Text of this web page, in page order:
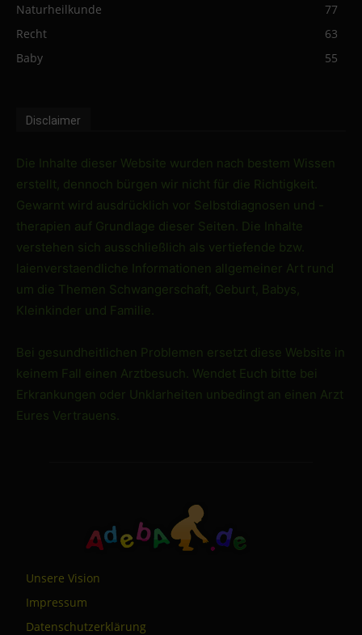
Naturheilkunde
77
Recht
63
Baby
55
Disclaimer
Die Inhalte dieser Website wurden nach bestem Wissen
erstellt, dennoch bürgen wir nicht für die Richtigkeit.
Gewarnt wird ausdrücklich vor Selbstdiagnosen und -
therapien auf Grundlage dieser Seiten. Die Inhalte
verstehen sich ausschließlich als vertiefende bzw.
laienverstaendliche Informationen allgemeiner Art rund
um die Themen Schwangerschaft, Geburt, Babys,
Kleinkinder und Familie.
Bei gesundheitlichen Problemen ersetzt diese Website in
keinem Fall einen Arztbesuch. Wendet Euch bitte bei
Erkrankungen oder Unklarheiten unbedingt an einen Arzt
Eures Vertrauens.
Unsere Vision
Impressum
Datenschutzerklärung